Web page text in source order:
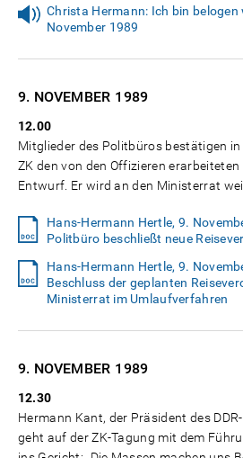
Christa Hermann: Ich bin belogen
November 1989
9. NOVEMBER 1989
12.00
Mitglieder des Politbüros bestätigen
ZK den von den Offizieren erarbeiteten
Entwurf. Er wird an den Ministerrat
Hans-Hermann Hertle, 9.
Politbüro beschließt neue
Hans-Hermann Hertle, 9.
Beschluss der geplanten
Ministerrat im Umlaufverfahren
9. NOVEMBER 1989
12.30
Hermann Kant, der Präsident des
geht auf der ZK-Tagung mit dem